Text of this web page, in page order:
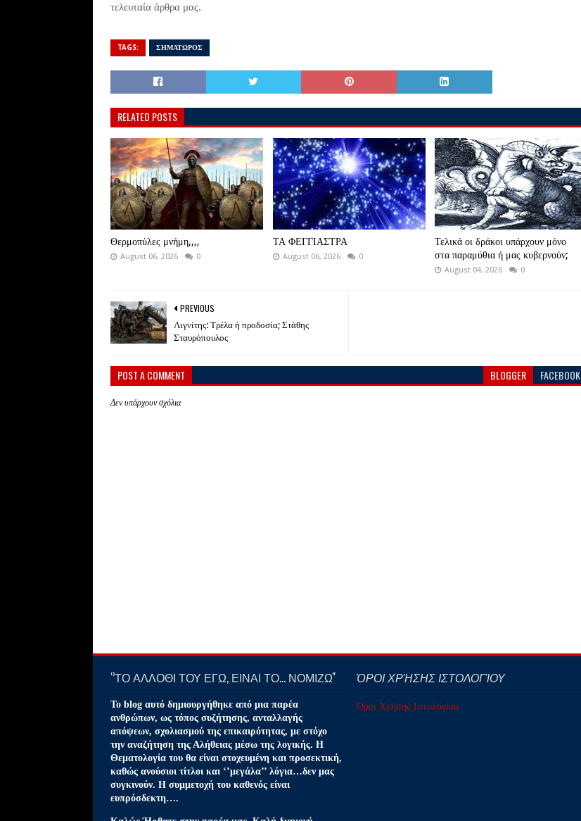
τελευταία άρθρα μας.
TAGS: ΣΗΜΑΤΩΡΟΣ
RELATED POSTS
Θερμοπύλες μνήμη,,,,
August 06, 2026 0
ΤΑ ΦΕΓΓΙΑΣΤΡΑ
August 06, 2026 0
Τελικά οι δράκοι υπάρχουν μόνο
στα παραμύθια ή μας κυβερνούν;
August 04, 2026 0
PREVIOUS
Λιγνίτης: Τρέλα ή προδοσία; Στάθης
Σταυρόπουλος
POST A COMMENT BLOGGER FACEBOOK
Δεν υπάρχουν σχόλια
‘’ΤΟ ΑΛΛΟΘΙ ΤΟΥ ΕΓΩ, ΕΙΝΑΙ ΤΟ… ΝΟΜΙΖΩ''
Το blog αυτό δημιουργήθηκε από μια παρέα
ανθρώπων, ως τόπος συζήτησης, ανταλλαγής
απόψεων, σχολιασμού της επικαιρότητας, με στόχο
την αναζήτηση της Αλήθειας μέσω της λογικής. Η
Θεματολογία του θα είναι στοχευμένη και προσεκτική,
καθώς ανούσιοι τίτλοι και ‘’μεγάλα’’ λόγια…δεν μας
συγκινούν. Η συμμετοχή του καθενός είναι
ευπρόσδεκτη….
ΌΡΟΙ ΧΡΉΣΗΣ ΙΣΤΟΛΟΓΊΟΥ
Όροι Χρήσης Ιστολογίου